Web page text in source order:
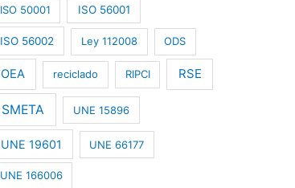
ISO 50001 ISO 56001
ISO 56002 Ley 112008 ODS
OEA reciclado RIPCI RSE
SMETA UNE 15896
UNE 19601 UNE 66177
UNE 166006